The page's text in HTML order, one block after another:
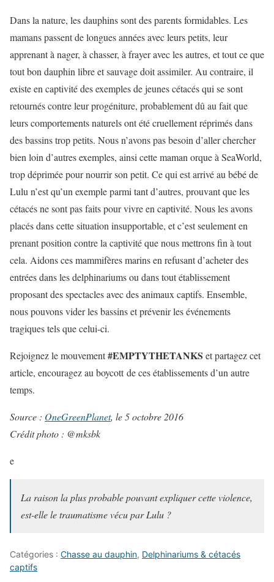
Dans la nature, les dauphins sont des parents formidables. Les
mamans passent de longues années avec leurs petits, leur
apprenant à nager, à chasser, à frayer avec les autres, et tout ce que
tout bon dauphin libre et sauvage doit assimiler. Au contraire, il
existe en captivité des exemples de jeunes cétacés qui se sont
retournés contre leur progéniture, probablement dû au fait que
leurs comportements naturels ont été cruellement réprimés dans
des bassins trop petits. Nous n’avons pas besoin d’aller chercher
bien loin d’autres exemples, ainsi cette maman orque à SeaWorld,
trop déprimée pour nourrir son petit. Ce qui est arrivé au bébé de
Lulu n’est qu’un exemple parmi tant d’autres, prouvant que les
cétacés ne sont pas faits pour vivre en captivité. Nous les avons
placés dans cette situation insupportable, et c’est seulement en
prenant position contre la captivité que nous mettrons fin à tout
cela. Aidons ces mammifères marins en refusant d’acheter des
entrées dans les delphinariums ou dans tout établissement
proposant des spectacles avec des animaux captifs. Ensemble,
nous pouvons vider les bassins et prévenir les événements
tragiques tels que celui-ci.
Rejoignez le mouvement#EMPTYTHETANKS et partagez cet
article, encouragez au boycott de ces établissements d’un autre
temps.
Source : OneGreenPlanet, le 5 octobre 2016
Crédit photo : @mksbk
e
La raison la plus probable pouvant expliquer cette violence,
est-elle le traumatisme vécu par Lulu ?
Catégories : Chasse au dauphin, Delphinariums & cétacés
captifs